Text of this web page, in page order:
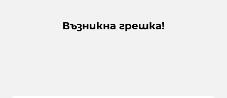
Възникна грешка!